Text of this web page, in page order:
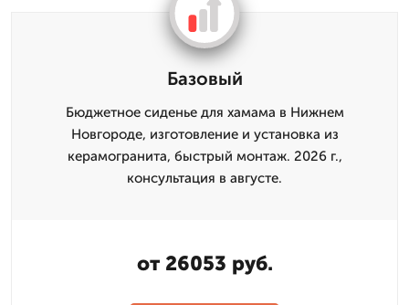
Базовый
Бюджетное сиденье для хамама в Нижнем
Новгороде, изготовление и установка из
керамогранита, быстрый монтаж. 2026 г.,
консультация в августе.
от 26053 руб.